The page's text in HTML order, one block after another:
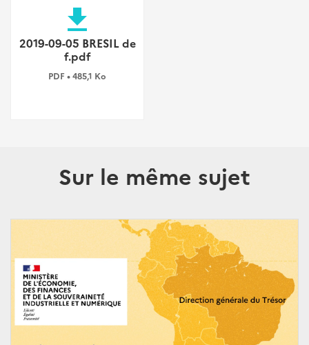
file_download
2019-09-05 BRESIL de
f.pdf
PDF • 485,1 Ko
Sur le même sujet